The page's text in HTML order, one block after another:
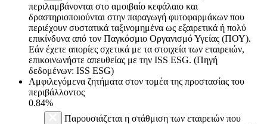
περιλαμβάνονται στο αμοιβαίο κεφάλαιο και
δραστηριοποιούνται στην παραγωγή φυτοφαρμάκων που
περιέχουν συστατικά ταξινομημένα ως εξαιρετικά ή πολύ
επικίνδυνα από τον Παγκόσμιο Οργανισμό Υγείας (ΠΟΥ).
Εάν έχετε απορίες σχετικά με τα στοιχεία των εταιρειών,
επικοινωνήστε απευθείας με την ISS ESG. (Πηγή
δεδομένων: ISS ESG)
Αμφιλεγόμενα ζητήματα στον τομέα της προστασίας του
περιβάλλοντος
0.84%
Παρουσιάζεται η στάθμιση των εταιρειών που